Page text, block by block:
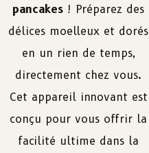
pancakes ! Préparez des
délices moelleux et dorés
en un rien de temps,
directement chez vous.
Cet appareil innovant est
conçu pour vous offrir la
facilité ultime dans la